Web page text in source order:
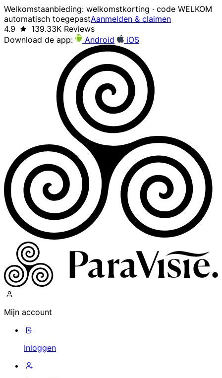
Welkomstaanbieding: welkomstkorting · code WELKOM
automatisch toegepastAanmelden & claimen
4.9
139.33K Reviews
Download de app:
Android iOS
Mijn account
Inloggen